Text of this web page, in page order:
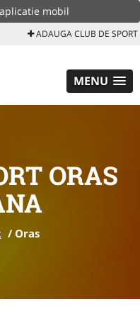
mobil
ADAUGA CLUB DE SPORT
MENU
ORAS
/ Oras